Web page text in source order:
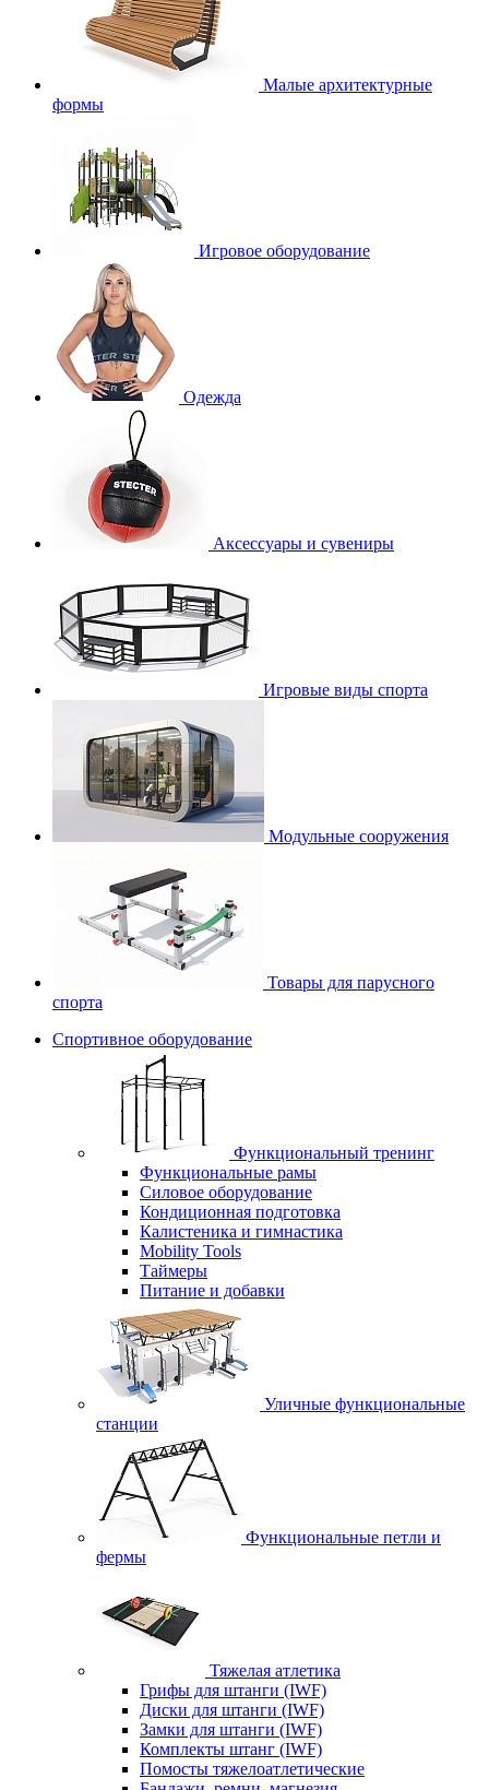
Малые архитектурные
формы
Игровое оборудование
Одежда
Аксессуары и сувениры
Игровые виды спорта
Модульные сооружения
Товары для парусного
спорта
Спортивное оборудование
Функциональный тренинг
Функциональные рамы
Силовое оборудование
Кондиционная подготовка
Калистеника и гимнастика
Mobility Tools
Таймеры
Питание и добавки
Уличные функциональные
станции
Функциональные петли и
фермы
Тяжелая атлетика
Грифы для штанги (IWF)
Диски для штанги (IWF)
Замки для штанги (IWF)
Комплекты штанг (IWF)
Помосты тяжелоатлетические